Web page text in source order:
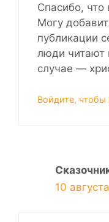
Спасибо, что
Могу
публикации
люди читают
случае —
Войдите, чтобы
10